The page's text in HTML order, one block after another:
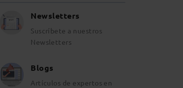
Newsletters
Suscríbete a nuestros
Newsletters
Blogs
Artículos de expertos en